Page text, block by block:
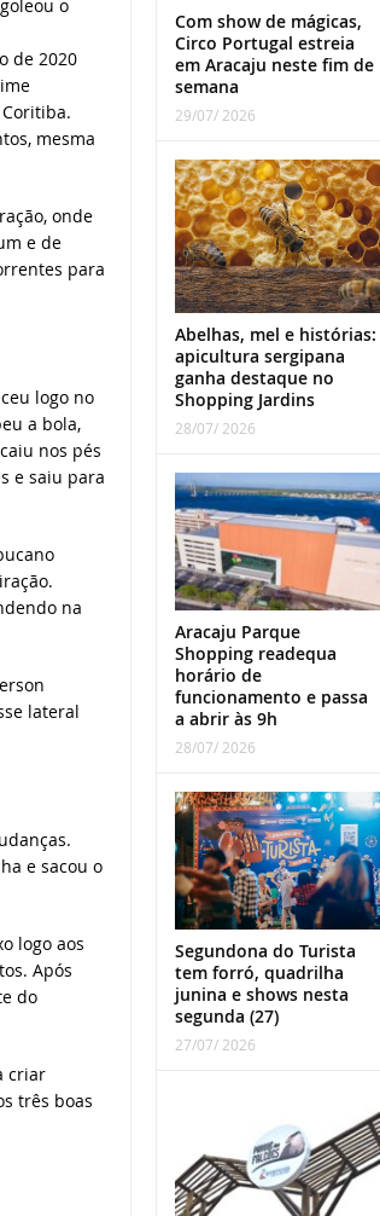
o
de 2020
mesma
onde
e de
para
logo no
a bola,
nos pés
e saiu para
na
lateral
e sacou o
logo aos
Após
do
criar
três boas
Com show de mágicas,
Circo Portugal estreia
em Aracaju neste fim de
semana
29/07/ 2026
Abelhas, mel e histórias:
apicultura sergipana
ganha destaque no
Shopping Jardins
28/07/ 2026
Aracaju Parque
Shopping readequa
horário de
funcionamento e passa
a abrir às 9h
28/07/ 2026
Segundona do Turista
tem forró, quadrilha
junina e shows nesta
segunda (27)
27/07/ 2026